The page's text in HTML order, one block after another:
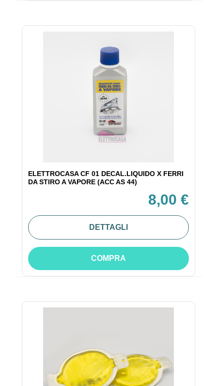
ELETTROCASA CF 01 DECAL.LIQUIDO X FERRI
DA STIRO A VAPORE (ACC AS 44)
8,00 €
DETTAGLI
COMPRA